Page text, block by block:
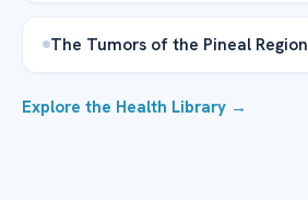
The Tumors of the Pineal Region
Explore the Health Library →